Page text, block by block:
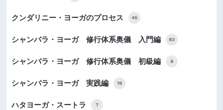
クンダリニー・ヨーガのプロセス 45
シャンバラ・ヨーガ 修行体系奥儀 入門編 83
シャンバラ・ヨーガ 修行体系奥儀 初級編 9
シャンバラ・ヨーガ 実践編 19
ハタヨーガ・スートラ 7